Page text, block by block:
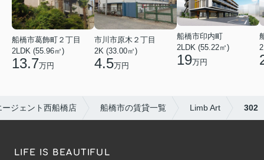
船橋市葛飾町２丁目
2LDK (55.96㎡)
13.7万円
市川市原木２丁目
2K (33.00㎡)
4.5万円
船橋市印内町
2LDK (55.22㎡)
19万円
ジェント西船橋店 船橋市の賃貸一覧 Limb Art 302
LIFE IS BEAUTIFUL